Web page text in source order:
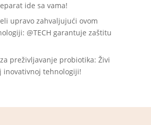
ide sa vama!
upravo zahvaljujući ovom
@TECH garantuje zaštitu
preživljavanje probiotika: Živi
inovativnoj tehnologiji!